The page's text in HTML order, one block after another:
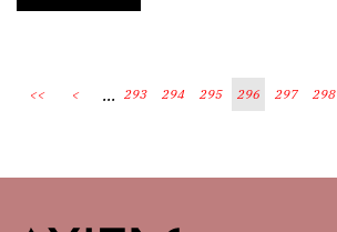
<< < ... 293 294 295 296 297 298